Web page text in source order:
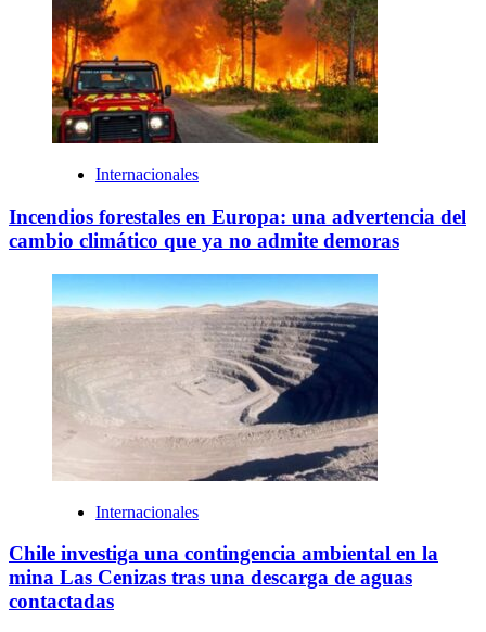
Internacionales
Incendios forestales en Europa: una advertencia del
cambio climático que ya no admite demoras
Internacionales
Chile investiga una contingencia ambiental en la
mina Las Cenizas tras una descarga de aguas
contactadas